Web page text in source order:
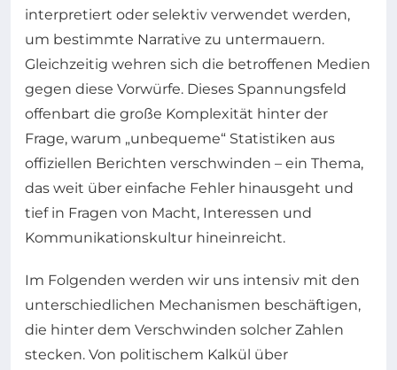
interpretiert oder selektiv verwendet werden,
um bestimmte Narrative zu untermauern.
Gleichzeitig wehren sich die betroffenen Medien
gegen diese Vorwürfe. Dieses Spannungsfeld
offenbart die große Komplexität hinter der
Frage, warum „unbequeme“ Statistiken aus
offiziellen Berichten verschwinden – ein Thema,
das weit über einfache Fehler hinausgeht und
tief in Fragen von Macht, Interessen und
Kommunikationskultur hineinreicht.
Im Folgenden werden wir uns intensiv mit den
unterschiedlichen Mechanismen beschäftigen,
die hinter dem Verschwinden solcher Zahlen
stecken. Von politischem Kalkül über